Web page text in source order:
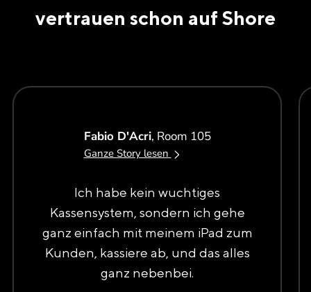
vertrauen schon auf Shore
Fabio D'Acri, Room 105
Ganze Story lesen
Ich habe kein wuchtiges
Kassensystem, sondern ich gehe
ganz einfach mit meinem iPad zum
Kunden, kassiere ab, und das alles
ganz nebenbei.